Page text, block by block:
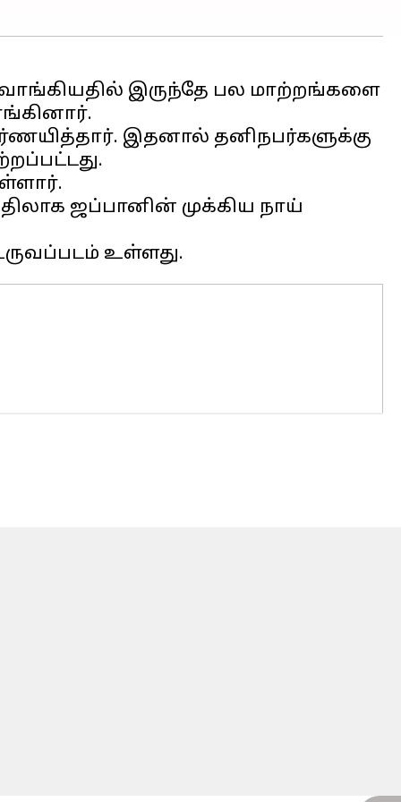
வாங்கியதில் இருந்தே பல மாற்றங்களை
இதனால் தனிநபர்களுக்கு
ஜப்பானின் முக்கிய நாய்